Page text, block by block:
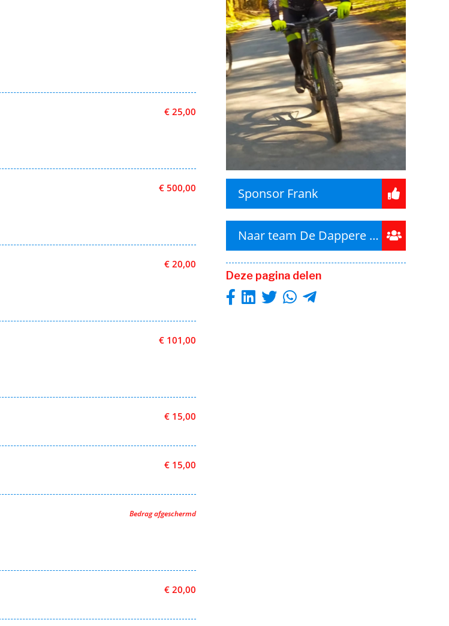
Sponsor Frank
Naar team De Dappere Strijders
Deze pagina delen
€ 25,00
€ 500,00
€ 20,00
€ 101,00
€ 15,00
€ 15,00
Bedrag afgeschermd
€ 20,00